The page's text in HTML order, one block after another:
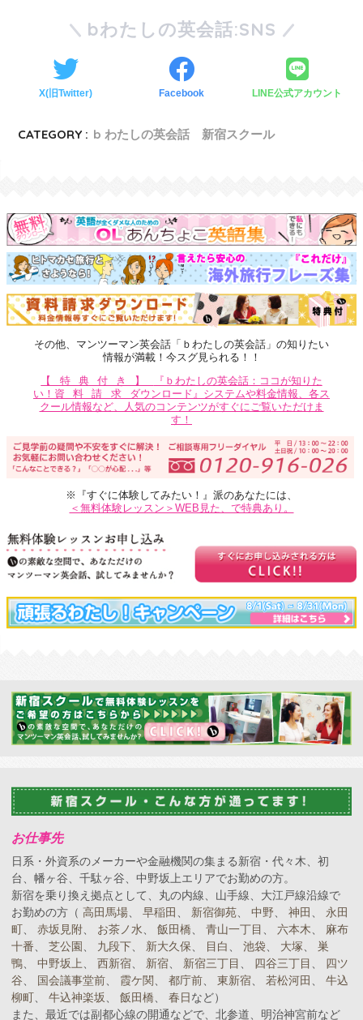
bわたしの英会話:SNS
X(旧Twitter) Facebook LINE公式アカウント
CATEGORY : b わたしの英会話 新宿スクール
その他、マンツーマン英会話「ｂわたしの英会話」の知りたい
情報が満載！今スグ見られる！！
【特典付き】
『ｂわたしの英会話：ココが知りた
い！ 資料請求 ダウンロード』システムや料金情報、各ス
クール情報など、人気のコンテンツがすぐにご覧いただけま
す！
※『すぐに体験してみたい！』派のあなたには、
＜無料体験レッスン＞WEB見た、で特典あり。
お仕事先
日系・外資系のメーカーや金融機関の集まる新宿・代々木、初
台、幡ヶ谷、千駄ヶ谷、中野坂上エリアでお勤めの方。
新宿を乗り換え拠点として、丸の内線、山手線、大江戸線沿線で
お勤めの方（高田馬場 、早稲田 新宿御苑 、中野 、神田
永田
町 、赤坂見附 お茶ノ水 、飯田橋 、青山一丁目 、六本木
麻布
十番 、芝公園 九段下 新大久保 目白 、池袋 大塚 、巣
鴨 、中野坂上 、西新宿 新宿 新宿三丁目 四谷三丁目
四ツ
谷
国会議事堂前 霞ケ関 、都庁前 、東新宿 、若松河田 、牛込
柳町 、牛込神楽坂 、飯田橋 、春日など）
また、最近では副都心線の開通などで、北参道、明治神宮前など